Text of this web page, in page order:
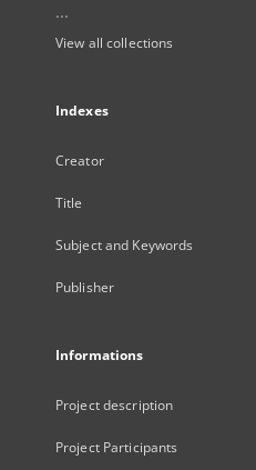
...
View all collections
Indexes
Creator
Title
Subject and Keywords
Publisher
Informations
Project description
Project Participants